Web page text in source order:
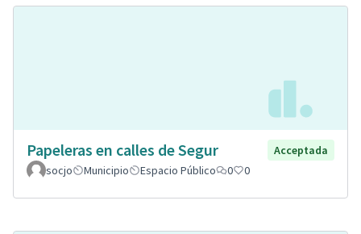
Papeleras en calles de Segur
Acceptada
socjo
Municipio Espacio Público 0 0